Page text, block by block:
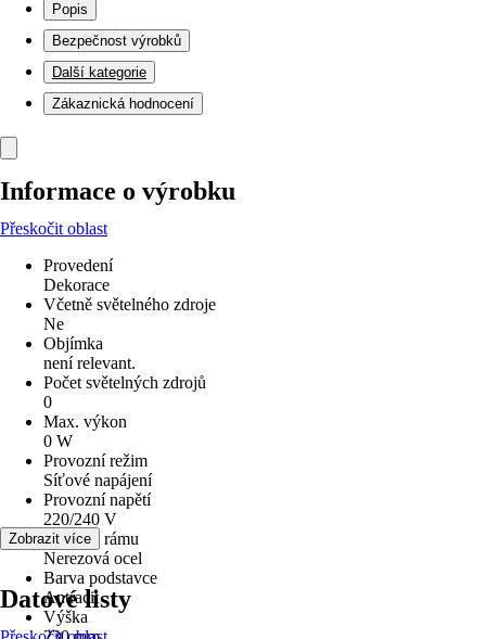
Popis
Bezpečnost výrobků
Další kategorie
Zákaznická hodnocení
Informace o výrobku
Přeskočit oblast
Provedení
Dekorace
Včetně světelného zdroje
Ne
Objímka
není relevant.
Počet světelných zdrojů
0
Max. výkon
0 W
Provozní režim
Síťové napájení
Provozní napětí
220/240 V
Materiál rámu
Nerezová ocel
Barva podstavce
Antracit
Výška
Zobrazit více
Datové listy